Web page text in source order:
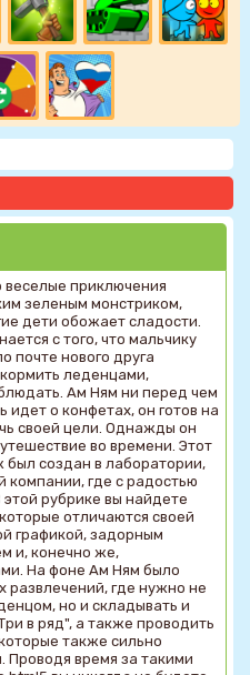
веселые приключения
зеленым монстриком,
дети обожает сладости.
с того, что мальчику
почте нового друга
леденцами,
Ам Ням ни перед чем
идет о конфетах, он готов на
своей цели. Однажды он
во времени. Этот
создан в лаборатории,
компании, где с радостью
рубрике вы найдете
отличаются своей
графикой, задорным
и, конечно же,
На фоне Ам Ням было
развлечений, где нужно не
но и складывать и
в ряд", а также проводить
также сильно
Проводя время за такими